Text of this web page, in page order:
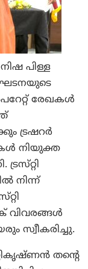
പിള്ള
രേഖകൾ
ട്രഷറർ
നിയുക്ത
നിന്ന്
വിവരങ്ങൾ
സ്വീകരിച്ചു.
തന്റെ